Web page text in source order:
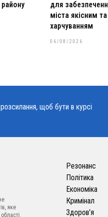
для
міста якісним
харчуванням
06/08/2026
щоб бути в курсі
яке
Резонанс
Політика
Економіка
Кримінал
Здоров’я